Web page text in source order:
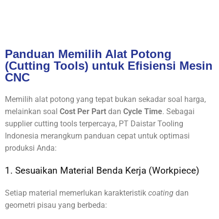
Panduan Memilih Alat Potong
(Cutting Tools) untuk Efisiensi Mesin
CNC
Memilih alat potong yang tepat bukan sekadar soal harga,
melainkan soal Cost Per Part dan Cycle Time. Sebagai
supplier cutting tools terpercaya, PT Daistar Tooling
Indonesia merangkum panduan cepat untuk optimasi
produksi Anda:
1. Sesuaikan Material Benda Kerja (Workpiece)
Setiap material memerlukan karakteristik coating dan
geometri pisau yang berbeda: